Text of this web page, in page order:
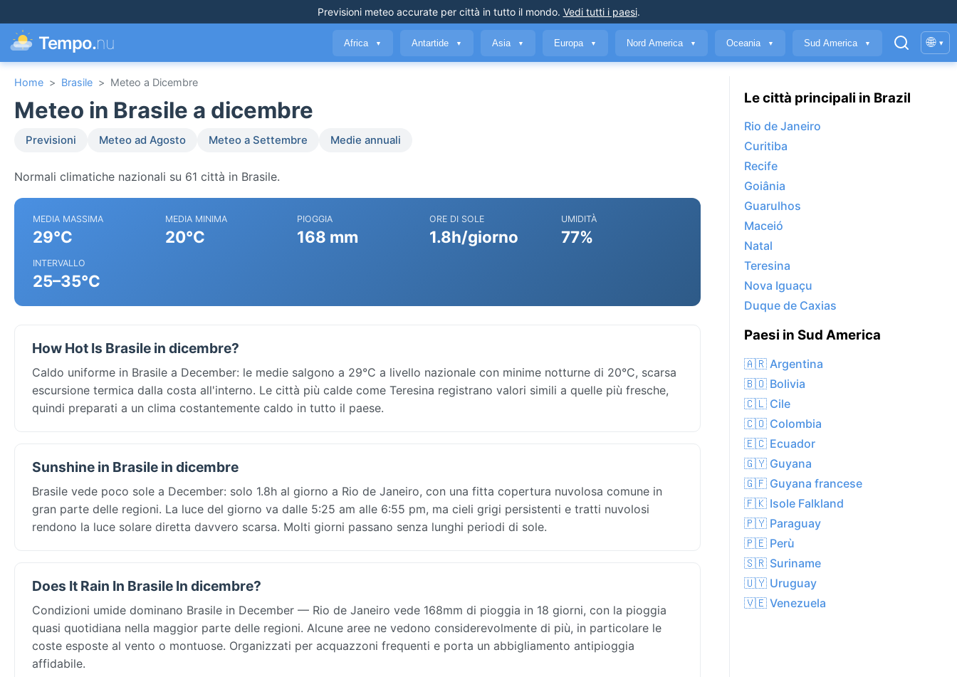
Previsioni meteo accurateper città in tutto il mondo. Vedi tutti i paesi.
Tempo.nu Africa ▼ Antartide ▼ Asia ▼ Europa ▼ Nord America ▼ Oceania ▼ Sud America ▼ 🌐 ▾
Home > Brasile > Meteo a Dicembre
Meteo in Brasile a dicembre
Previsioni Meteo ad Agosto Meteo a Settembre Medie annuali
Normali climatiche nazionali su 61 città in Brasile.
MEDIA MASSIMA
29°C
MEDIA MINIMA
20°C
PIOGGIA
168 mm
ORE DI SOLE
1.8h/giorno
UMIDITÀ
77%
INTERVALLO
25–35°C
How Hot Is Brasile in dicembre?
Caldo uniforme in Brasile a December: le medie salgono a 29°C a livello nazionale con minime notturne di 20°C, scarsa
escursione termica dalla costa all'interno. Le città più calde come Teresina registrano valori simili a quelle più fresche,
quindi preparati a un clima costantemente caldo in tutto il paese.
Sunshine in Brasile in dicembre
Brasile vede poco sole a December: solo 1.8h al giorno a Rio de Janeiro, con una fitta copertura nuvolosa comune in
gran parte delle regioni. La luce del giorno va dalle 5:25 am alle 6:55 pm, ma cieli grigi persistenti e tratti nuvolosi
rendono la luce solare diretta davvero scarsa. Molti giorni passano senza lunghi periodi di sole.
Does It Rain In Brasile In dicembre?
Condizioni umide dominano Brasile in December — Rio de Janeiro vede 168mm di pioggia in 18 giorni, con la pioggia
quasi quotidiana nella maggior parte delle regioni. Alcune aree ne vedono considerevolmente di più, in particolare le
coste esposte al vento o montuose. Organizzati per acquazzoni frequenti e porta un abbigliamento antipioggia
affidabile.
Le città principali in Brazil
Rio de Janeiro
Curitiba
Recife
Goiânia
Guarulhos
Maceió
Natal
Teresina
Nova Iguaçu
Duque de Caxias
Paesi in Sud America
🇦🇷 Argentina
🇧🇴 Bolivia
🇨🇱 Cile
🇨🇴 Colombia
🇪🇨 Ecuador
🇬🇾 Guyana
🇬🇫 Guyana francese
🇫🇰 Isole Falkland
🇵🇾 Paraguay
🇵🇪 Perù
🇸🇷 Suriname
🇺🇾 Uruguay
🇻🇪 Venezuela